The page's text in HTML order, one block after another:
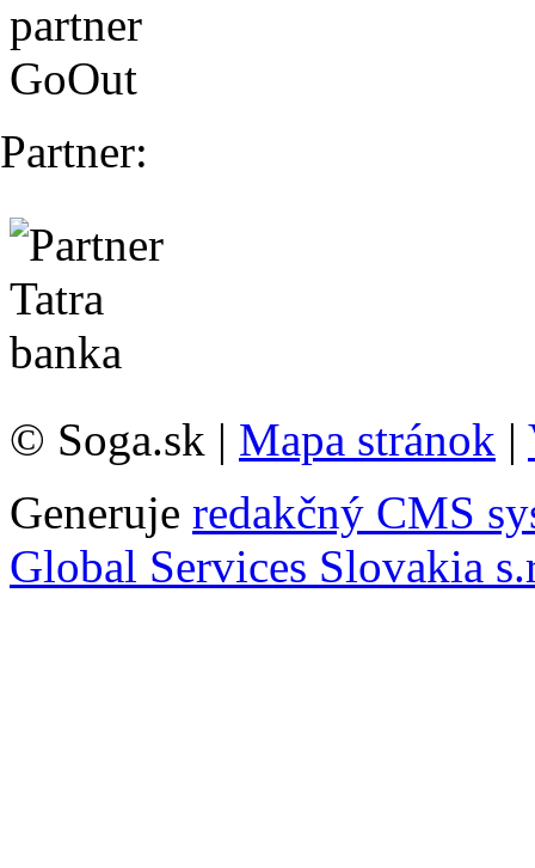
Partner:
© Soga.sk | Mapa stránok |
Generuje redakčný CMS
Global Services Slovakia